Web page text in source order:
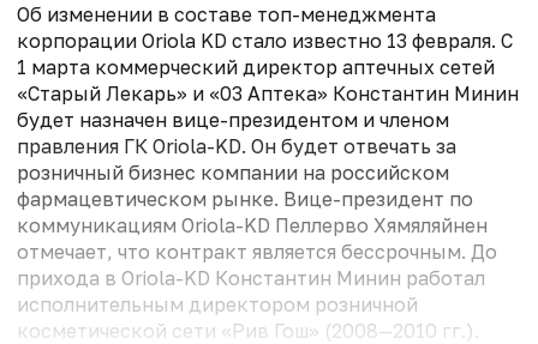
Об изменении в составе топ-менеджмента
корпорации Oriola KD стало известно 13 февраля. С
1 марта коммерческий директор аптечных сетей
«Старый Лекарь» и «03 Аптека» Константин Минин
будет назначен вице-президентом и членом
правления ГК Oriola-KD. Он будет отвечать за
розничный бизнес компании на российском
фармацевтическом рынке. Вице-президент по
коммуникациям Oriola-KD Пеллерво Хямяляйнен
отмечает, что контракт является бессрочным. До
прихода в Oriola-KD Константин Минин работал
исполнительным директором розничной
косметической сети «Рив Гош» (2008—2010 гг.).